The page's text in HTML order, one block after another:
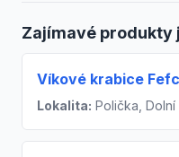
Zajímavé produkty
Víkové krabice
Lokalita: Polička,